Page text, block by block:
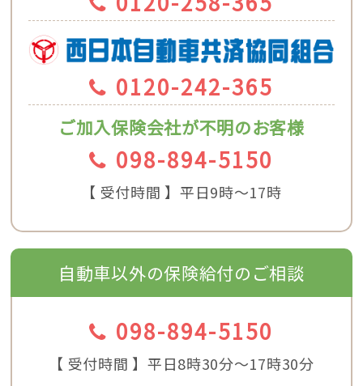
0120-242-365
ご加入保険会社が不明のお客様
098-894-5150
【 受付時間 】平日9時〜17時
自動車以外の保険給付のご相談
098-894-5150
【 受付時間 】平日8時30分〜17時30分